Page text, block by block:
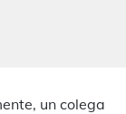
un colega